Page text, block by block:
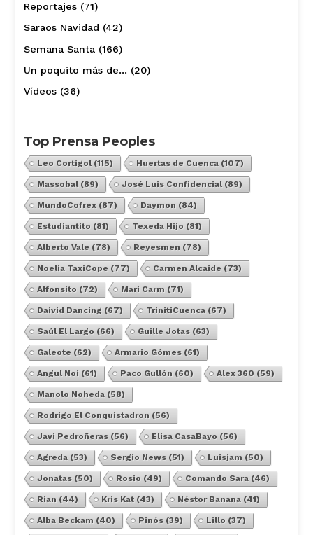
Reportajes(71)
Saraos Navidad (42)
Semana Santa(166)
Un poquito más de… (20)
Vídeos(36)
Top Prensa Peoples
Leo Cortigol(115) Huertas de Cuenca(107)
Massobal(89) José Luis Confidencial(89)
MundoCofrex(87) Daymon (84)
Estudiantito (81) Texeda Hijo (81)
Alberto Vale (78) Reyesmen (78)
Noelia TaxiCope (77) Carmen Alcaide (73)
Alfonsito (72) Mari Carm (71)
Daivid Dancing (67) TrinitiCuenca(67)
Saúl El Largo (66) Guille Jotas(63)
Galeote (62) Armario Gómes(61)
Angul Noi (61) Paco Gullón (60) Alex 360 (59)
Manolo Noheda(58)
Rodrigo El Conquistadron (56)
Javi Pedroñeras(56) Elisa CasaBayo (56)
Agreda(53) Sergio News(51) Luisjam (50)
Jonatas(50) Rosio (49) Comando Sara(46)
Rian (44) Kris Kat(43) Néstor Banana(41)
Alba Beckam (40) Pinós(39) Lillo (37)